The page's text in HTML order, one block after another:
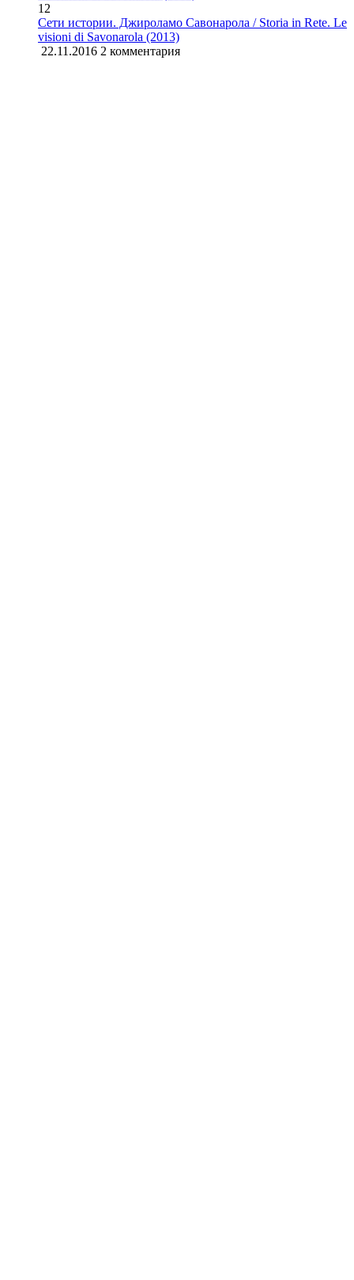
12
Сети истории. Джироламо Савонарола / Storia in Rete. Le
visioni di Savonarola (2013)
22.11.2016 2 комментария